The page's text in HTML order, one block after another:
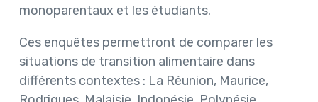
monoparentaux et les étudiants.
Ces enquêtes permettront de comparer les
situations de transition alimentaire dans
différents contextes : La Réunion, Maurice,